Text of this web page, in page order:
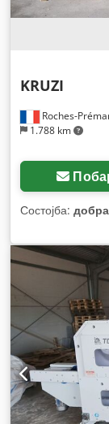
Roches-
1.788 km
KRUZI
Состојба: